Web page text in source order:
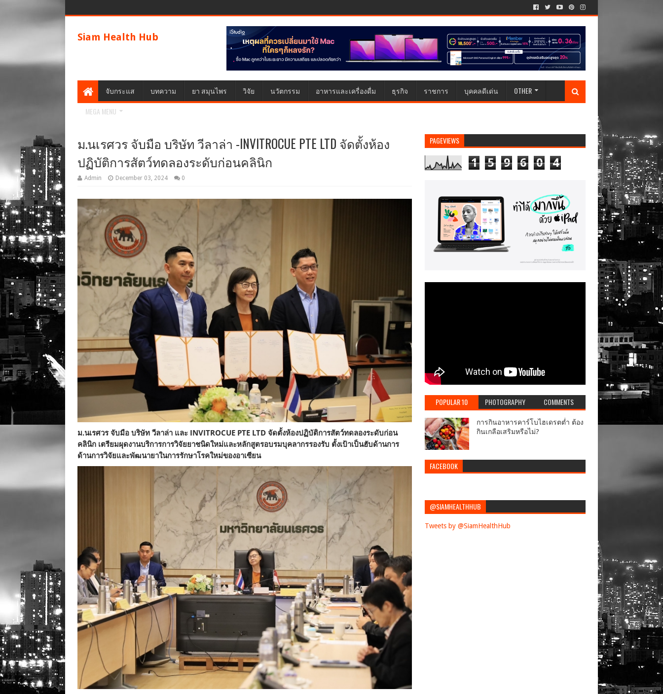
Siam Health Hub
จับกระแส บทความ ยา สมุนไพร วิจัย นวัตกรรม อาหารและเครื่องดื่ม ธุรกิจ ราชการ บุคคลดีเด่น
OTHER
MEGA MENU
ม.นเรศวร จับมือ บริษัท วีลาล่า -INVITROCUE PTE LTD จัดตั้งห้อง
ปฏิบัติการสัตว์ทดลองระดับก่อนคลินิก
Admin December 03, 2024 0
ม.นเรศวร จับมือ บริษัท วีลาล่า และ INVITROCUE PTE LTD จัดตั้งห้องปฏิบัติการสัตว์ทดลองระดับก่อน
คลินิก เตรียมผุดงานบริการการวิจัยยาชนิดใหม่และหลักสูตรอบรมบุคลากรรองรับ ตั้งเป้าเป็นฮับด้านการ
ด้านการวิจัยและพัฒนายาในการรักษาโรคใหม่ของอาเซียน
PAGEVIEWS
1 5 9 6 0 4
POPULAR 10 PHOTOGRAPHY COMMENTS
การกินอาหารคาร์โบไฮเดรตต่ำ ต้อง
กินเกลือเสริมหรือไม่?
FACEBOOK
@SIAMHEALTHHUB
Tweets by @SiamHealthHub